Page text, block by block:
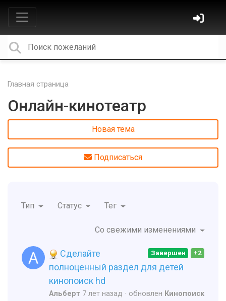
Главная страница
Онлайн-кинотеатр
Новая тема
Подписаться
Тип Статус Тег
Со свежими изменениями
+2
Завершен
Сделайте
полноценный раздел для детей
кинопоиск hd
Альберт 7 лет назад обновлен Кинопоиск